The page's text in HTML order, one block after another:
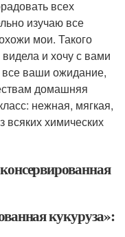
всех
изучаю все
мои. Такого
и хочу с вами
все ваши ожидание,
домашняя
нежная, мягкая,
всяких химических
кукуруза»: